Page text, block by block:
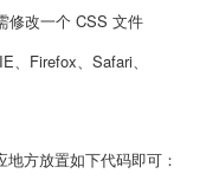
修改一个 CSS 文件
Firefox、Safari、
方放置如下代码即可：